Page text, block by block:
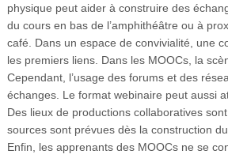
physique peut aider à construire des
du cours en bas de l’amphithéâtre ou à
café. Dans un espace de convivialité, une
les premiers liens. Dans les MOOCs, la
Cependant, l’usage des forums et des
échanges. Le format webinaire peut aussi
Des lieux de productions collaboratives
sources sont prévues dès la construction
Enfin, les apprenants des MOOCs ne se